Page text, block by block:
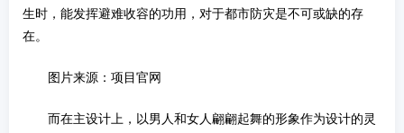
生时，能发挥避难收容的功用，对于都市防灾是不可或缺的存
在。
图片来源：项目官网
而在主设计上，以男人和女人翩翩起舞的形象作为设计的灵